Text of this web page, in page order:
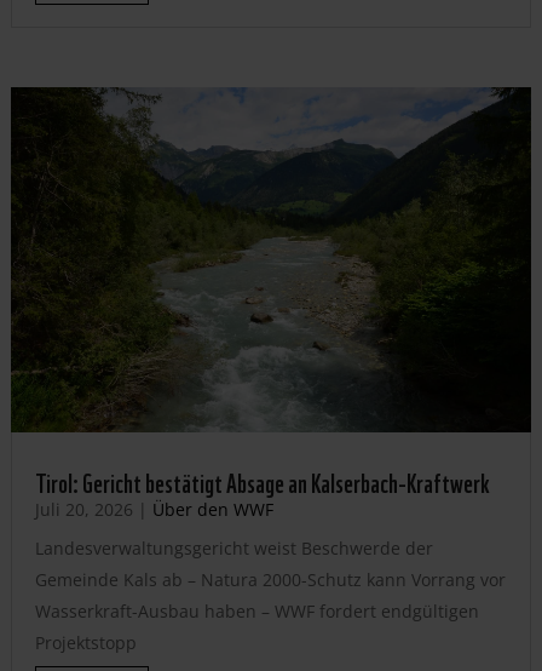
Tirol: Gericht bestätigt Absage an Kalserbach-Kraftwerk
Juli 20, 2026 | Über den WWF
Landesverwaltungsgericht weist Beschwerde der
Gemeinde Kals ab – Natura 2000-Schutz kann Vorrang vor
Wasserkraft-Ausbau haben – WWF fordert endgültigen
Projektstopp